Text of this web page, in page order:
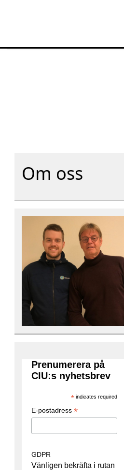
Om oss
Prenumerera på
CIU:s nyhetsbrev
*indicates required
E-postadress *
GDPR
Vänligen bekräfta i rutan